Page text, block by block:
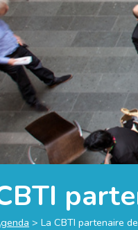
> La CBTI partenaire